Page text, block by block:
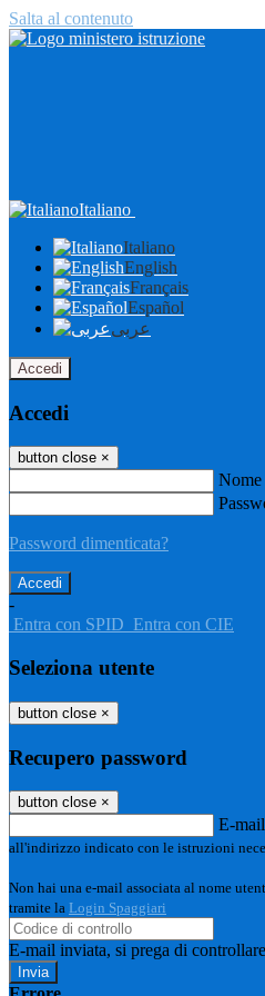
Salta al contenuto
Italiano
Italiano
English
Français
Español
عربى
Accedi
Accedi
button close ×
Nome
Password dimenticata?
-
Entra con SPID Entra con CIE
Seleziona utente
button close ×
Recupero password
button close ×
E-mail
all'indirizzo indicato con le istruzioni
Non hai una e-mail associata al nome
tramite la Login Spaggiari
E-mail inviata, si prega di